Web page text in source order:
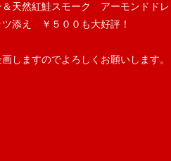
天然紅鮭スモーク　アーモンドド
添え　￥５００も大好評！
しますのでよろしくお願いします。